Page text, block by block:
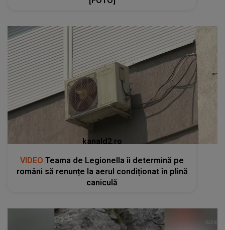
kanald2.ro
VIDEO Teama de Legionella îi determină pe
români să renunțe la aerul condiționat în plină
caniculă